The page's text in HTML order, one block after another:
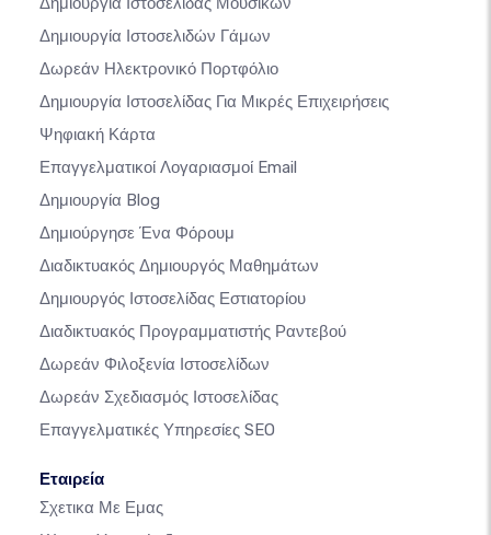
Δημιουργία Ιστοσελιδών Γάμων
Δωρεάν Ηλεκτρονικό Πορτφόλιο
Δημιουργία Ιστοσελίδας Για Μικρές Επιχειρήσεις
Ψηφιακή Κάρτα
Επαγγελματικοί Λογαριασμοί Email
Δημιουργία Blog
Δημιούργησε Ένα Φόρουμ
Διαδικτυακός Δημιουργός Μαθημάτων
Δημιουργός Ιστοσελίδας Εστιατορίου
Διαδικτυακός Προγραμματιστής Ραντεβού
Δωρεάν Φιλοξενία Ιστοσελίδων
Δωρεάν Σχεδιασμός Ιστοσελίδας
Επαγγελματικές Υπηρεσίες SEO
Εταιρεία
Σχετικα Με Εμας